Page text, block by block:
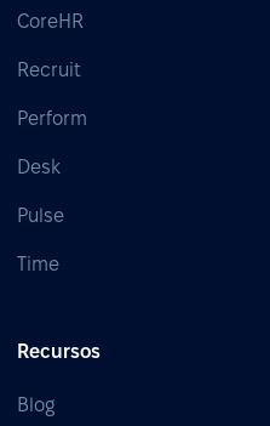
CoreHR
Recruit
Perform
Desk
Pulse
Time
Recursos
Blog